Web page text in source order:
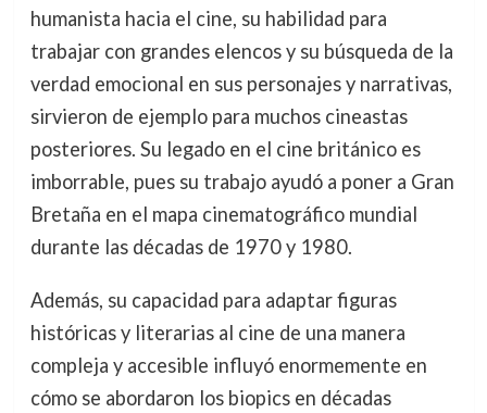
humanista hacia el cine, su habilidad para
trabajar con grandes elencos y su búsqueda de la
verdad emocional en sus personajes y narrativas,
sirvieron de ejemplo para muchos cineastas
posteriores. Su legado en el cine británico es
imborrable, pues su trabajo ayudó a poner a Gran
Bretaña en el mapa cinematográfico mundial
durante las décadas de 1970 y 1980.
Además, su capacidad para adaptar figuras
históricas y literarias al cine de una manera
compleja y accesible influyó enormemente en
cómo se abordaron los biopics en décadas